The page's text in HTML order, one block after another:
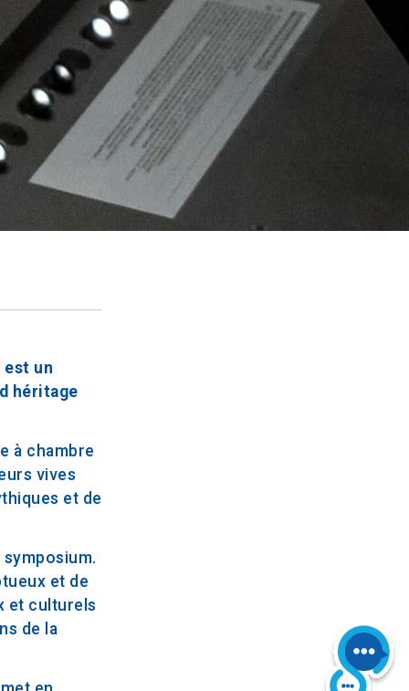
est un
héritage
à chambre
vives
et de
et de
et culturels
de la